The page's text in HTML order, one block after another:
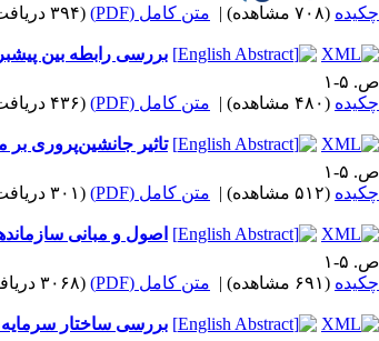
چکیده (۷۰۸ مشاهده) | متن کامل (PDF) (۳۹۴ دریافت)
بررسی رابطه بین
ص. ۵-۱
چکیده (۴۸۰ مشاهده) | متن کامل (PDF) (۴۳۶ دریافت)
تاثیر جانشین‌پروری
ص. ۵-۱
چکیده (۵۱۲ مشاهده) | متن کامل (PDF) (۳۰۱ دریافت)
اصول و مبانی
ص. ۵-۱
چکیده (۶۹۱ مشاهده) | متن کامل (PDF) (۳۰۶۸ دریافت)
بررسی ساختار سرمایه